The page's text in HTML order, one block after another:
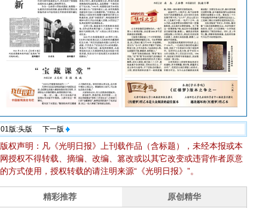
01版:头版 下一版
版权声明：凡《光明日报》上刊载作品（含标题），未经本报或本
网授权不得转载、摘编、改编、篡改或以其它改变或违背作者原意
的方式使用，授权转载的请注明来源“《光明日报》”。